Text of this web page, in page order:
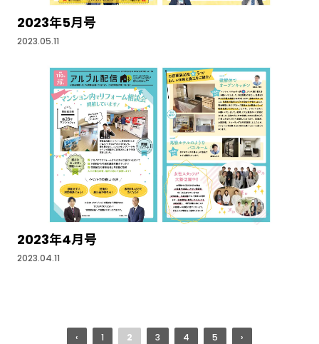
2023年5月号
2023.05.11
2023年4月号
2023.04.11
‹ 1 2 3 4 5 ›